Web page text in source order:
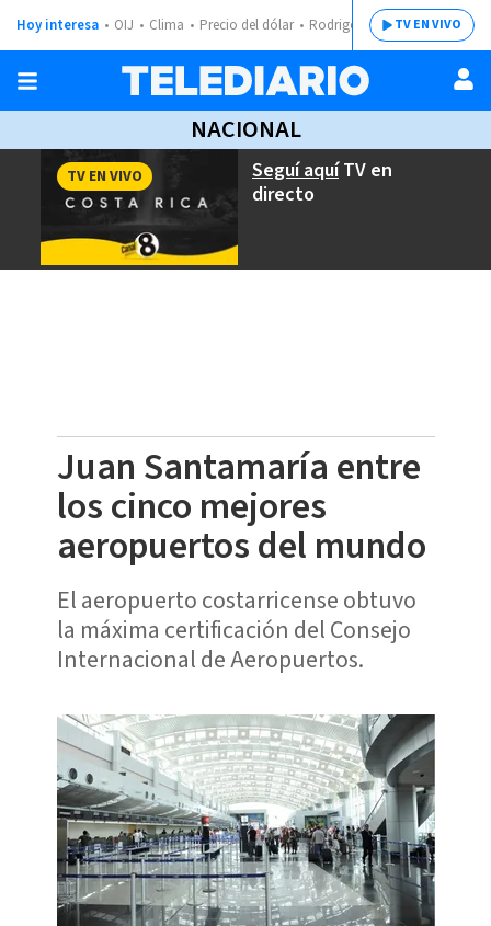
Hoy interesa OIJ Clima Precio del dólar Rodrigo ChavesTV EN VIVO
NACIONAL
Seguí aquíTV en
directo
TV EN VIVO
Juan Santamaría entre
los cinco mejores
aeropuertos del mundo
El aeropuerto costarricense obtuvo
la máxima certificación del Consejo
Internacional de Aeropuertos.